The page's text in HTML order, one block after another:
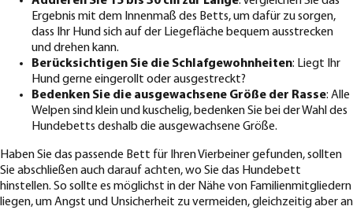
Ergebnis mit dem Innenmaß des Betts, um dafür zu sorgen,
dass Ihr Hund sich auf der Liegefläche bequem ausstrecken
und drehen kann.
Berücksichtigen Sie die Schlafgewohnheiten: Liegt Ihr
Hund gerne eingerollt oder ausgestreckt?
Bedenken Sie die ausgewachsene Größe der Rasse: Alle
Welpen sind klein und kuschelig, bedenken Sie bei der Wahl des
Hundebetts deshalb die ausgewachsene Größe.
Haben Sie das passende Bett für Ihren Vierbeiner gefunden, sollten
Sie abschließen auch darauf achten, wo Sie das Hundebett
hinstellen. So sollte es möglichst in der Nähe von Familienmitgliedern
liegen, um Angst und Unsicherheit zu vermeiden, gleichzeitig aber an